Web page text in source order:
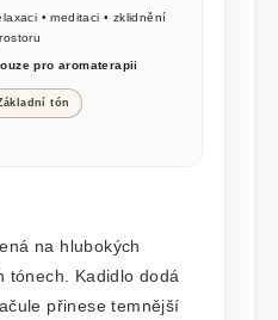
• meditaci • zklidnění
pro aromaterapii
tón
na hlubokých
tónech. Kadidlo dodá
přinese temnější